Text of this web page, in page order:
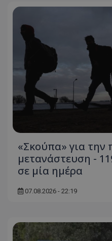
«Σκούπα» για την
μετανάστευση -
σε μία ημέρα
07.08.2026 - 22:19